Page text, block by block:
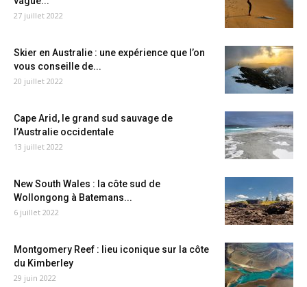
27 juillet 2022
Skier en Australie : une expérience que l’on
vous conseille de...
20 juillet 2022
Cape Arid, le grand sud sauvage de
l’Australie occidentale
13 juillet 2022
New South Wales : la côte sud de
Wollongong à Batemans...
6 juillet 2022
Montgomery Reef : lieu iconique sur la côte
du Kimberley
29 juin 2022